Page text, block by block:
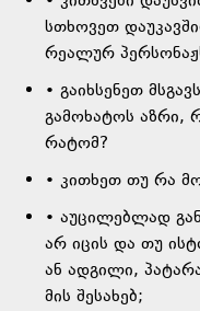
სთხოვეთ
რეალურ
• გაიხსენეთ
გამოხატოს აზრი,
რატომ?
• კითხეთ თუ რა
• აუცილებლად
არ იცის და თუ
ან ადგილი,
მის შესახებ;